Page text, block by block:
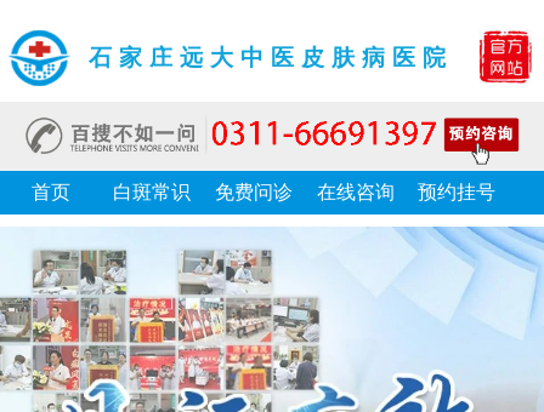
石家庄远大中医皮肤病医院
首页 白斑常识 免费问诊 在线咨询 预约挂号